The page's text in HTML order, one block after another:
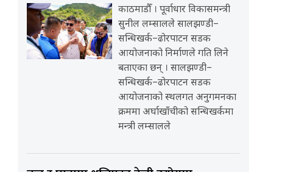
काठमाडौँ । पूर्वाधार विकासमन्त्री
सुनील लम्सालले सालझण्डी–
सन्धिखर्क–ढोरपाटन सडक
आयोजनाको निर्माणले गति लिने
बताएका छन् । सालझण्डी–
सन्धिखर्क–ढोरपाटन सडक
आयोजनाको स्थलगत अनुगमनका
क्रममा अर्घाखाँचीको सन्धिखर्कमा
मन्त्री लम्सालले